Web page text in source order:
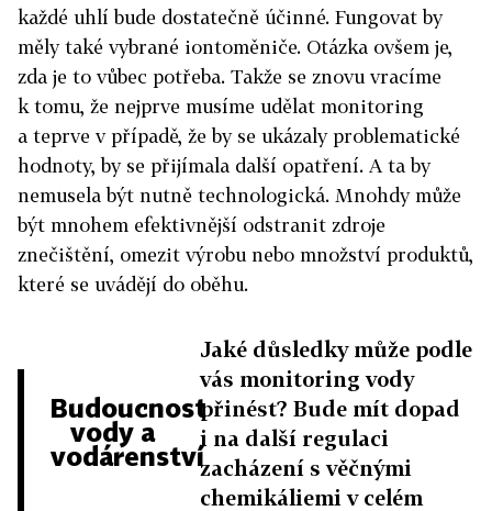
každé uhlí bude dostatečně účinné. Fungovat by
měly také vybrané iontoměniče. Otázka ovšem je,
zda je to vůbec potřeba. Takže se znovu vracíme
k tomu, že nejprve musíme udělat monitoring
a teprve v případě, že by se ukázaly problematické
hodnoty, by se přijímala další opatření. A ta by
nemusela být nutně technologická. Mnohdy může
být mnohem efektivnější odstranit zdroje
znečištění, omezit výrobu nebo množství produktů,
které se uvádějí do oběhu.
Budoucnost
vody a
vodárenství
Jaké důsledky může podle
vás monitoring vody
přinést? Bude mít dopad
i na další regulaci
zacházení s věčnými
chemikáliemi v celém